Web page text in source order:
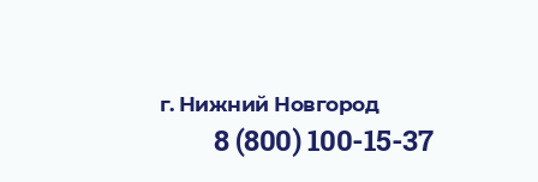
г. Нижний Новгород
8 (800) 100-15-37